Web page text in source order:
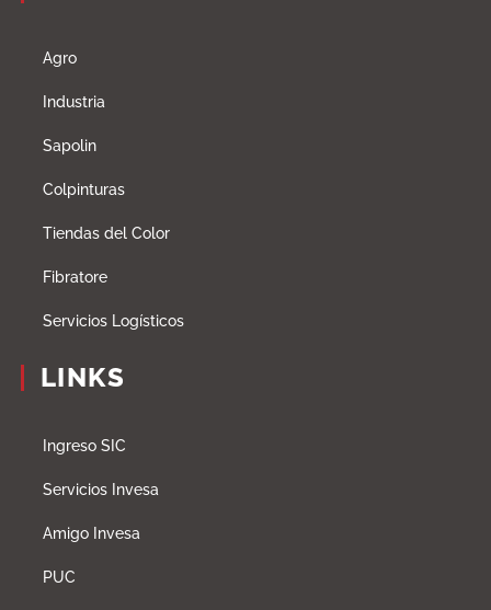
Agro
Industria
Sapolin
Colpinturas
Tiendas del Color
Fibratore
Servicios Logísticos
LINKS
Ingreso SIC
Servicios Invesa
Amigo Invesa
PUC